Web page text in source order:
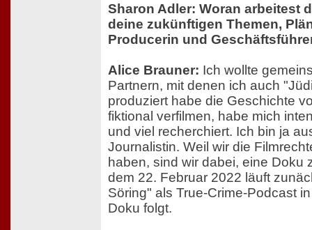
Sharon Adler: Woran arbeitest
deine zukünftigen Themen,
Producerin und
Alice Brauner: Ich wollte
Partnern, mit denen ich auch
produziert habe die Geschichte
fiktional verfilmen, habe mich
und viel recherchiert. Ich bin ja
Journalistin. Weil wir die
haben, sind wir dabei, eine Doku
dem 22. Februar 2022 läuft
Söring" als True-Crime-Podcast
Doku folgt.